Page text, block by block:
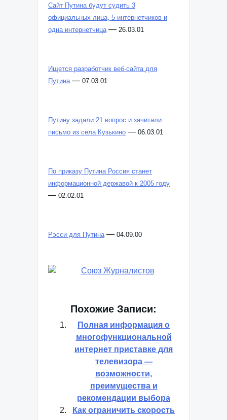
Сайт Путина будут судить 3
официальных лица, 5 интернетчиков и
одна интернетчица — 26.03.01
Ищется разработчик веб-сайта для
Путина — 07.03.01
Путину задали 21 вопрос и зачитали
письмо из села Кузькино — 06.03.01
По приказу Путина Россия станет
информационной державой к 2005 году
— 02.02.01
Рэсси для Путина — 04.09.00
Похожие Записи:
Полная информация о
многофункциональной
интернет приставке для
телевизора —
возможности,
преимущества и
рекомендации выбора
Как ограничить скорость